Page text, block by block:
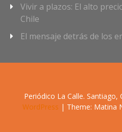
Vivir a plazos: El alto
Chile
El mensaje detrás de los
Periódico La Calle. Santiago,
WordPress | Theme: Matina